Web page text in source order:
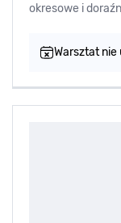
okresowe i
Warsztat nie